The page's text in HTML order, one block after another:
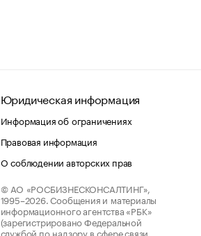
Юридическая информация
Информация об ограничениях
Правовая информация
О соблюдении авторских прав
© АО «РОСБИЗНЕСКОНСАЛТИНГ»,
1995–2026. Сообщения и материалы
информационного агентства «РБК»
(зарегистрировано Федеральной
службой по надзору в сфере связи,